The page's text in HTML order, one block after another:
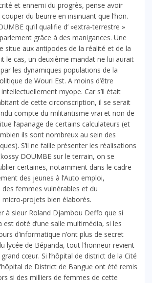
et ennemi du progrès, pense avoir
du beurre en insinuant que l’hon.
qu’il qualifie d’ »extra-terrestre »
grâce à des manigances. Une
situe aux antipodes de la réalité et de la
le cas, un deuxième mandat ne lui aurait
les dynamiques populations de la
de Wouri Est. A moins d’être
myope. Car s’il était
de cette circonscription, il se serait
compte du militantisme vrai et non de
l’apanage de certains calculateurs (et
ils sont nombreux au sein des
S’il ne faille présenter les réalisations
DOUMBE sur le terrain, on se
certaines, notamment dans le cadre
des jeunes à l’Auto emploi,
des femmes vulnérables et du
projets bien élaborés.
à sieur Roland Djambou Deffo que si
est doté d’une salle multimédia, si les
d’informatique n’ont plus de secret
lycée de Bépanda, tout l’honneur revient
cœur. Si l’hôpital de district de la Cité
de District de Bangue ont été remis
si des milliers de femmes de cette